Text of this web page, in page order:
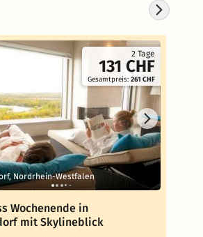
2 Tage
131 CHF
Gesamtpreis: 261 CHF
Nordrhein-Westfalen
Wochenende in
mit Skylineblick